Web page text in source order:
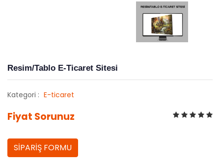
Resim/Tablo E-Ticaret Sitesi
Kategori : E-ticaret
Fiyat Sorunuz
SİPARİŞ FORMU